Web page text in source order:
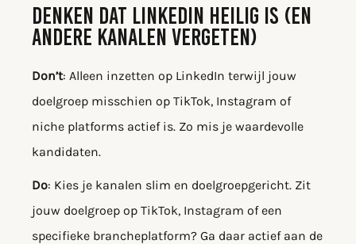
DENKEN DAT LINKEDIN HEILIG IS (EN
ANDERE KANALEN VERGETEN)
Don’t: Alleen inzetten op LinkedIn terwijl jouw
doelgroep misschien op TikTok, Instagram of
niche platforms actief is. Zo mis je waardevolle
kandidaten.
Do: Kies je kanalen slim en doelgroepgericht. Zit
jouw doelgroep op TikTok, Instagram of een
specifieke brancheplatform? Ga daar actief aan de